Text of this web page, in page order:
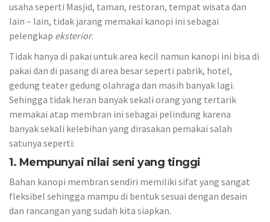
usaha seperti Masjid, taman, restoran, tempat wisata dan
lain – lain, tidak jarang memakai kanopi ini sebagai
pelengkap eksterior.
Tidak hanya di pakai untuk area kecil namun kanopi ini bisa di
pakai dan di pasang di area besar seperti pabrik, hotel,
gedung teater gedung olahraga dan masih banyak lagi.
Sehingga tidak heran banyak sekali orang yang tertarik
memakai atap membran ini sebagai pelindung karena
banyak sekali kelebihan yang dirasakan pemakai salah
satunya seperti:
1. Mempunyai nilai seni yang tinggi
Bahan kanopi membran sendiri memiliki sifat yang sangat
fleksibel sehingga mampu di bentuk sesuai dengan desain
dan rancangan yang sudah kita siapkan.